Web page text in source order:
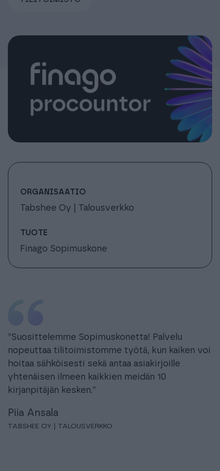
Meistä & Ajankohtaista
Tilaa Procountor
Kokeile maksutta
”Suosittelemme Sopimuskonetta! Palvelu
nopeuttaa tilitoimistomme työtä, kun kaiken voi
hoitaa sähköisesti sekä antaa asiakirjoille
yhtenäisen ilmeen kaikkien meidän 10
kirjanpitäjän kesken.”
Piia Ansala
TABSHEE OY | TALOUSVERKKO
ORGANISAATIO
Tabshee Oy | Talousverkko
TUOTE
Finago Sopimuskone